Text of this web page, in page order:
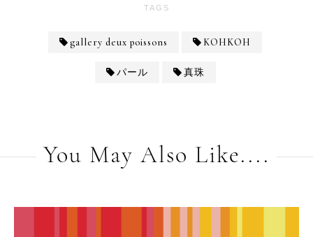
TAGS
gallery deux poissons KOHKOH
パール 真珠
You May Also Like....